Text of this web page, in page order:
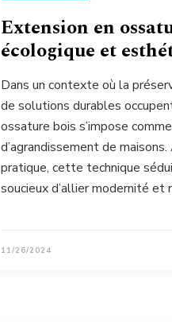
Extension en
écologique et
Dans un contexte où la
de solutions durables
ossature bois s’impose
d’agrandissement de
pratique, cette technique
soucieux d’allier modernité et
11/26/2024